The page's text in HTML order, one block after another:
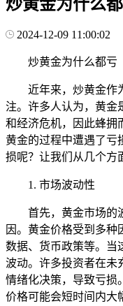
炒黄金为什么
2024-12-09 11:00:02
炒黄金为什么都亏
近年来，炒黄金作
注。许多人认为，黄金
和经济危机，因此蜂拥
黄金的过程中遭遇了亏
损呢？让我们从几个方
1. 市场波动性
首先，黄金市场的
因。黄金价格受到多
数据、货币政策等。当
波动。许多投资者在未
情绪化决策，导致亏损
价格可能会短时间内大